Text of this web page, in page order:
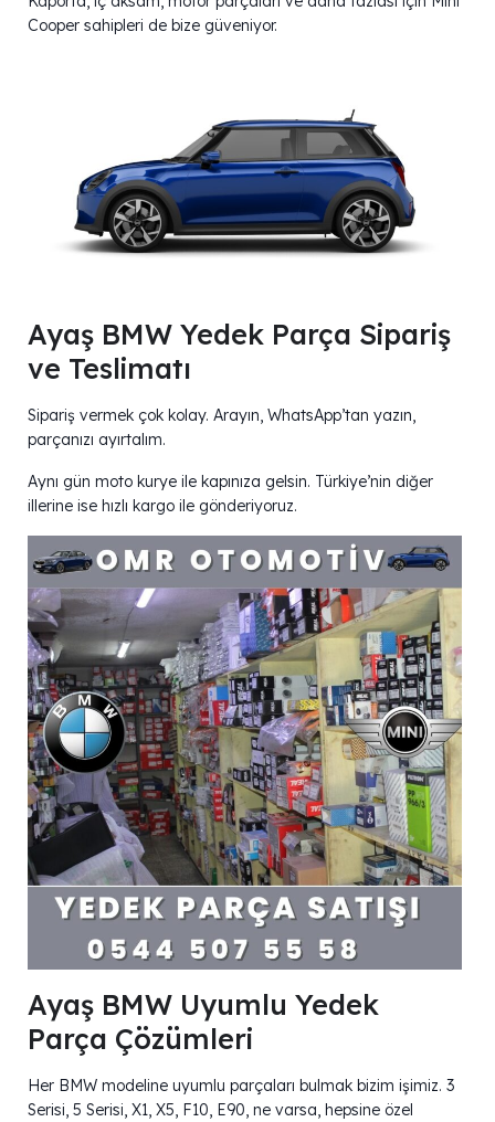
Cooper sahipleri de bize güveniyor.
Ayaş BMW Yedek Parça Sipariş
ve Teslimatı
Sipariş vermek çok kolay. Arayın, WhatsApp’tan yazın,
parçanızı ayırtalım.
Aynı gün moto kurye ile kapınıza gelsin. Türkiye’nin diğer
illerine ise hızlı kargo ile gönderiyoruz.
Ayaş BMW Uyumlu Yedek
Parça Çözümleri
Her BMW modeline uyumlu parçaları bulmak bizim işimiz. 3
Serisi, 5 Serisi, X1, X5, F10, E90, ne varsa, hepsine özel